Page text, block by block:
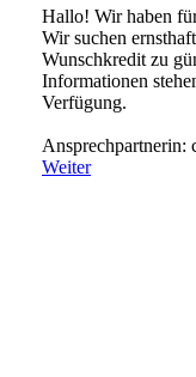
Hallo! Wir haben
Wir suchen
Wunschkredit zu
Informationen
Verfügung.
Ansprechpartnerin:
Weiter